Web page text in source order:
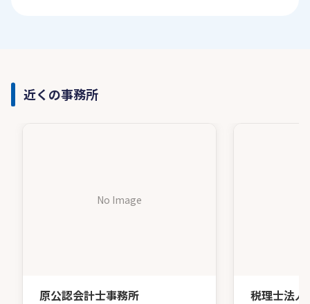
近くの事務所
No Image
原公認会計士事務所 税理士法人